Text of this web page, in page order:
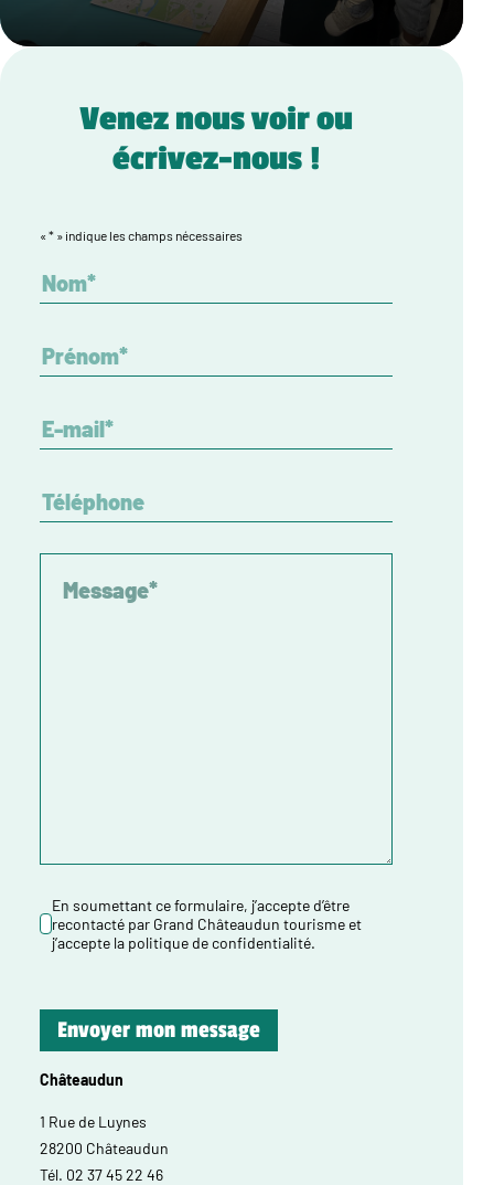
Venez nous voir ou
écrivez-nous !
« * » indique les champs nécessaires
En soumettant ce formulaire, j’accepte d’être
recontacté par Grand Châteaudun tourisme et
j’accepte la politique de confidentialité.
Châteaudun
1 Rue de Luynes
28200 Châteaudun
Tél. 02 37 45 22 46